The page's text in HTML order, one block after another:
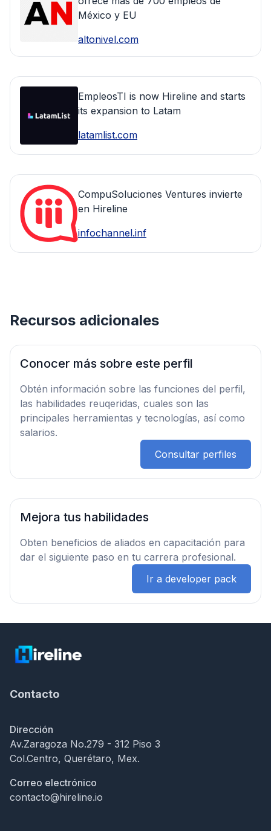
México y EU
altonivel.com
EmpleosTI is now Hireline and starts
its expansion to Latam
latamlist.com
CompuSoluciones Ventures invierte
en Hireline
infochannel.inf
Recursos adicionales
Conocer más sobre este perfil
Obtén información sobre las funciones del perfil,
las habilidades reuqeridas, cuales son las
principales herramientas y tecnologías, así como
salarios.
Consultar perfiles
Mejora tus habilidades
Obten beneficios de aliados en capacitación para
dar el siguiente paso en tu carrera profesional.
Ir a developer pack
Contacto
Dirección
Av.Zaragoza No.279 - 312 Piso 3
Col.Centro, Querétaro, Mex.
Correo electrónico
contacto@hireline.io